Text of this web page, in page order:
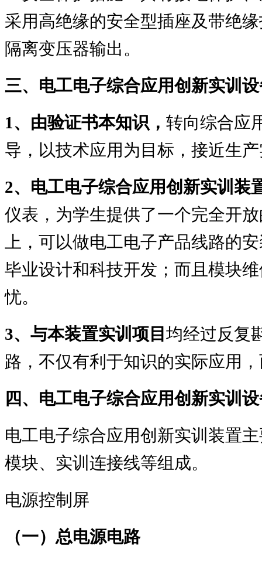
采用高绝缘的安全型插座及带绝
隔离变压器输出。
三、电工电子综合应用创新实训
1、由验证书本知识， 转向综合应
导，以技术应用为目标，接近生
2、电工电子综合应用创新实训装
仪表，为学生提供了一个完全开
上，可以做电工电子产品线路的
毕业设计和科技开发；而且模块
忧。
3、与本装置实训项目 均经过反复
路，不仅有利于知识的实际应用
四、电工电子综合应用创新实训
电工电子综合应用创新实训装置
模块、实训连接线等组成。
电源控制屏
（一）总电源电路